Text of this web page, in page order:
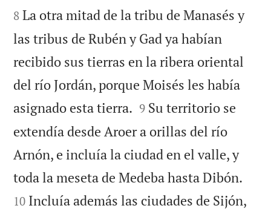


8 La otra mitad de la tribu de Manasés y
las tribus de Rubén y Gad ya habían
recibido sus tierras en la ribera oriental
del río Jordán, porque Moisés les había
asignado esta tierra. 

9 Su territorio se
extendía desde Aroer a orillas del río
Arnón, e incluía la ciudad en el valle, y
toda la meseta de Medeba hasta Dibón.
10 Incluía además las ciudades de Sijón,